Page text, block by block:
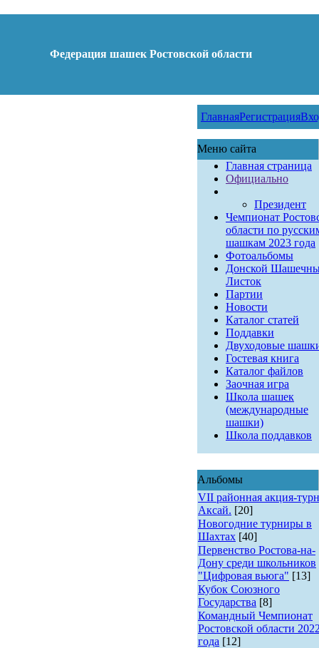
Федерация шашек Ростовской области
ГлавнаяРегистрация
Меню сайта
Главная страница
Официально
Президент
Чемпионат
области по
шашкам 2023 года
Фотоальбомы
Донской
Листок
Партии
Новости
Каталог статей
Поддавки
Двуходовые
Гостевая книга
Каталог файлов
Заочная игра
Школа шашек
(международные
шашки)
Школа поддавков
Альбомы
VII районная акция-
Аксай. [20]
Новогодние турниры в
Шахтах [40]
Первенство Ростова-на-
Дону среди школьников
"Цифровая вьюга" [13]
Кубок Союзного
Государства [8]
Командный Чемпионат
Ростовской области 2022
года [12]